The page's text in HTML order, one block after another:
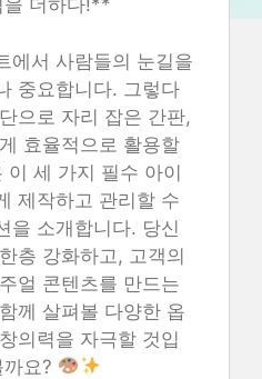
을 더하다!**
에서 사람들의 눈길을
중요합니다. 그렇다
으로 자리 잡은 간판,
효율적으로 활용할
이 세 가지 필수 아이
제작하고 관리할 수
을 소개합니다. 당신
층 강화하고, 고객의
얼 콘텐츠를 만드는
께 살펴볼 다양한 옵
의력을 자극할 것입
요?